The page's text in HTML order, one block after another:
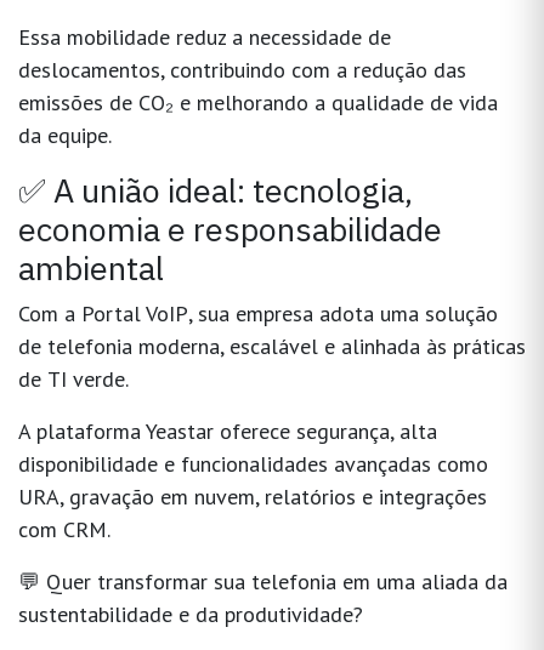
Essa mobilidade reduz a necessidade de
deslocamentos, contribuindo com a redução das
emissões de CO₂ e melhorando a qualidade de vida
da equipe.
✅ A união ideal: tecnologia,
economia e responsabilidade
ambiental
Com a Portal VoIP, sua empresa adota uma solução
de telefonia moderna, escalável e alinhada às práticas
de TI verde.
A plataforma Yeastar oferece segurança, alta
disponibilidade e funcionalidades avançadas como
URA, gravação em nuvem, relatórios e integrações
com CRM.
💬 Quer transformar sua telefonia em uma aliada da
sustentabilidade e da produtividade?